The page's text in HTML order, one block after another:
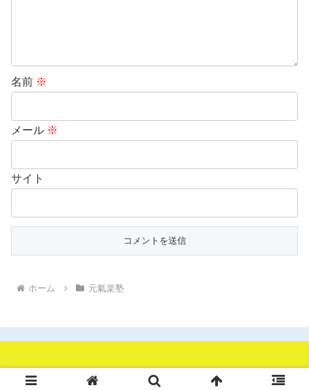
名前 ※
メール ※
サイト
ホーム 元氣楽塾
© 2018 元氣楽塾・メンタルまっちょ養成所.